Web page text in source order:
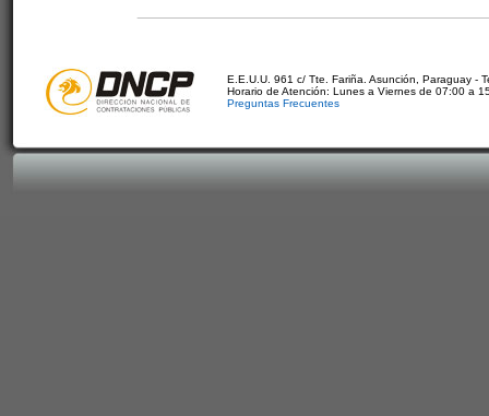
E.E.U.U. 961 c/ Tte. Fariña. Asunción, Paraguay -
Horario de Atención: Lunes a Viernes de 07:00 a
Preguntas Frecuentes